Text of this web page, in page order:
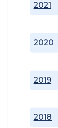
2018
2019
2020
2021